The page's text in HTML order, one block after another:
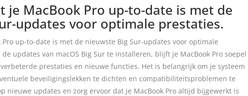
je MacBook Pro up-to-date is met de
updates voor optimale prestaties.
Pro up-to-date is met de nieuwste Big Sur-updates voor optimale
updates van macOS Big Sur te installeren, blijft je MacBook Pro soepel
prestaties en nieuwe functies. Het is belangrijk om je systeem
beveiligingslekken te dichten en compatibiliteitsproblemen te
nieuwe updates en zorg ervoor dat je MacBook Pro altijd bijgewerkt is